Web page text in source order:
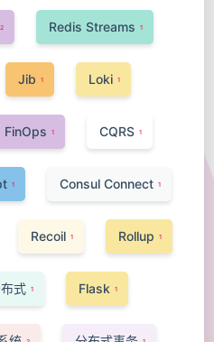
2 Redis Streams 1
Jib 1 Loki 1
FinOps 1 CQRS 1
1 Consul Connect 1
Recoil 1 Rollup 1
式 1 Flask 1